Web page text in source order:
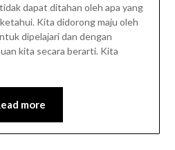
dapat ditahan oleh apa yang
Kita didorong maju oleh
dipelajari dan dengan
kita secara berarti. Kita
more